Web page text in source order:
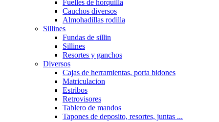
Fuelles de horquilla
Cauchos diversos
Almohadillas rodilla
Sillines
Fundas de sillin
Sillines
Resortes y ganchos
Diversos
Cajas de herramientas, porta bidones
Matriculacion
Estribos
Retrovisores
Tablero de mandos
Tapones de deposito, resortes, juntas ...